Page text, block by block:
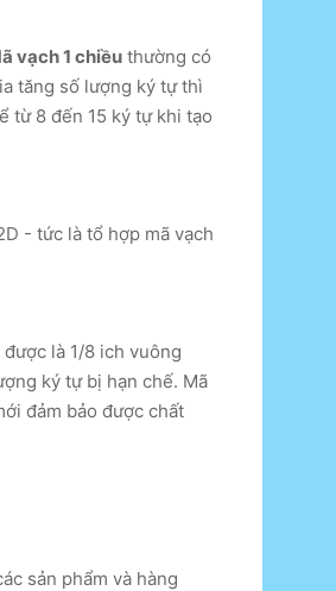
vạch 1 chiềuthường có
tăng số lượng ký tự thì
từ 8 đến 15 ký tự khi tạo
- tức là tổ hợp mã vạch
là 1/8 ich vuông
ký tự bị hạn chế. Mã
đảm bảo được chất
sản phẩm và hàng